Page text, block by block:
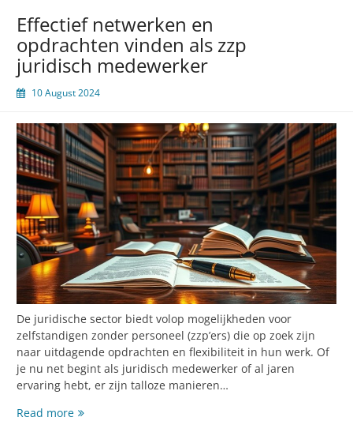
Effectief netwerken en
opdrachten vinden als zzp
juridisch medewerker
10 August 2024
De juridische sector biedt volop mogelijkheden voor
zelfstandigen zonder personeel (zzp’ers) die op zoek zijn
naar uitdagende opdrachten en flexibiliteit in hun werk. Of
je nu net begint als juridisch medewerker of al jaren
ervaring hebt, er zijn talloze manieren…
Read moreEffectief